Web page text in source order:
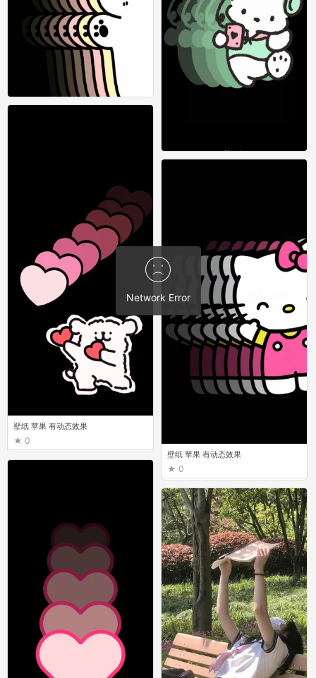
壁纸 苹果 有动态效果
壁纸 苹果 有动态效果
0
壁纸 苹果 有动态效果
0